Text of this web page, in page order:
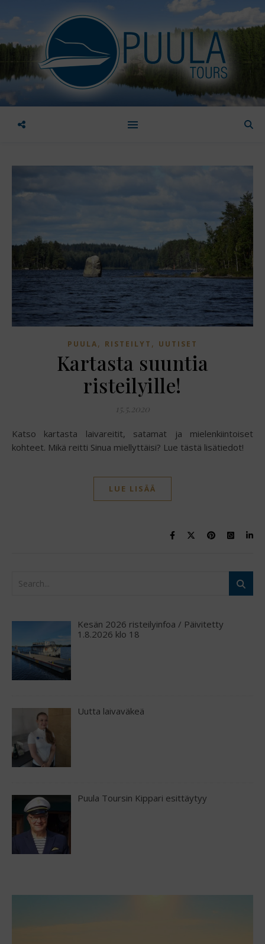
PUULA, RISTEILYT , UUTISET
Kartasta suuntia
risteilyille!
15.5.2020
Katso kartasta laivareitit, satamat ja mielenkiintoiset
kohteet. Mikä reitti Sinua miellyttäisi? Lue tästä lisätiedot!
LUE LISÄÄ
Kesän 2026 risteilyinfoa / Päivitetty
1.8.2026 klo 18
Uutta laivaväkeä
Puula Toursin Kippari esittäytyy